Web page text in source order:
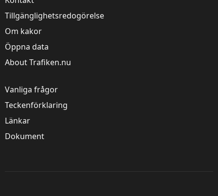
Tillgänglighetsredogörelse
Om kakor
Öppna data
About Trafiken.nu
Vanliga frågor
Teckenförklaring
Länkar
Dokument